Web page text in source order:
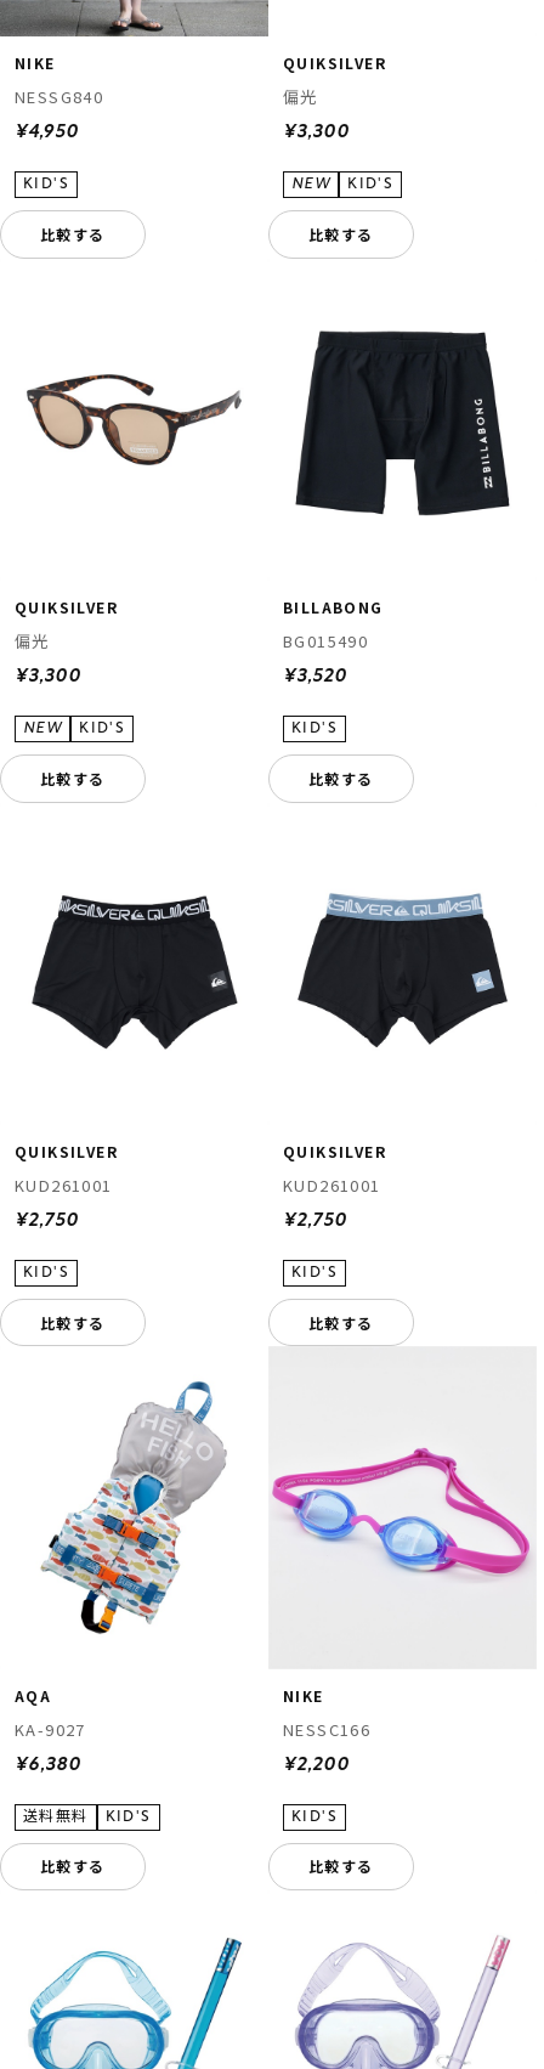
NIKE
NESSG840
¥4,950
比較する
QUIKSILVER
偏光
¥3,300
比較する
QUIKSILVER
偏光
¥3,300
比較する
BILLABONG
BG015490
¥3,520
比較する
QUIKSILVER
KUD261001
¥2,750
比較する
QUIKSILVER
KUD261001
¥2,750
比較する
AQA
KA-9027
¥6,380
比較する
NIKE
NESSC166
¥2,200
比較する